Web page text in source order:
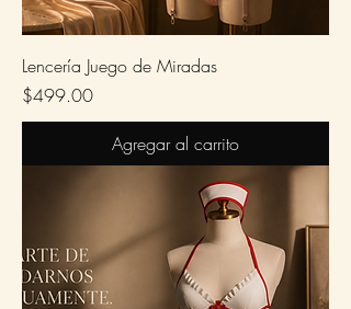
Lencería Juego de Miradas
Precio
$499.00
Agregar al carrito